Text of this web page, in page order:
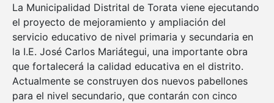
La Municipalidad Distrital de Torata viene ejecutando
el proyecto de mejoramiento y ampliación del
servicio educativo de nivel primaria y secundaria en
la I.E. José Carlos Mariátegui, una importante obra
que fortalecerá la calidad educativa en el distrito.
Actualmente se construyen dos nuevos pabellones
para el nivel secundario, que contarán con cinco